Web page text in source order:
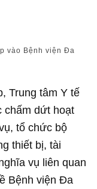
vào Bệnh viện Đa
Trung tâm Y tế
chấm dứt hoạt
tổ chức bộ
thiết bị, tài
vụ liên quan
Bệnh viện Đa